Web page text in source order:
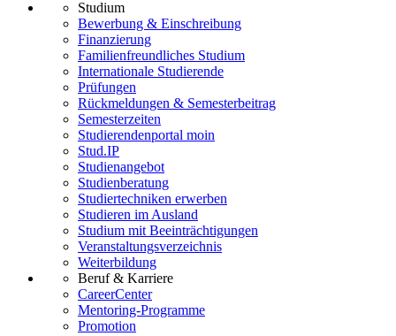
Studium
Bewerbung & Einschreibung
Finanzierung
Familienfreundliches Studium
Internationale Studierende
Prüfungen
Rückmeldungen & Semesterbeitrag
Semesterzeiten
Studierendenportal moin
Stud.IP
Studienangebot
Studienberatung
Studiertechniken erwerben
Studieren im Ausland
Studium mit Beeinträchtigungen
Veranstaltungsverzeichnis
Weiterbildung
Beruf & Karriere
CareerCenter
Mentoring-Programme
Promotion